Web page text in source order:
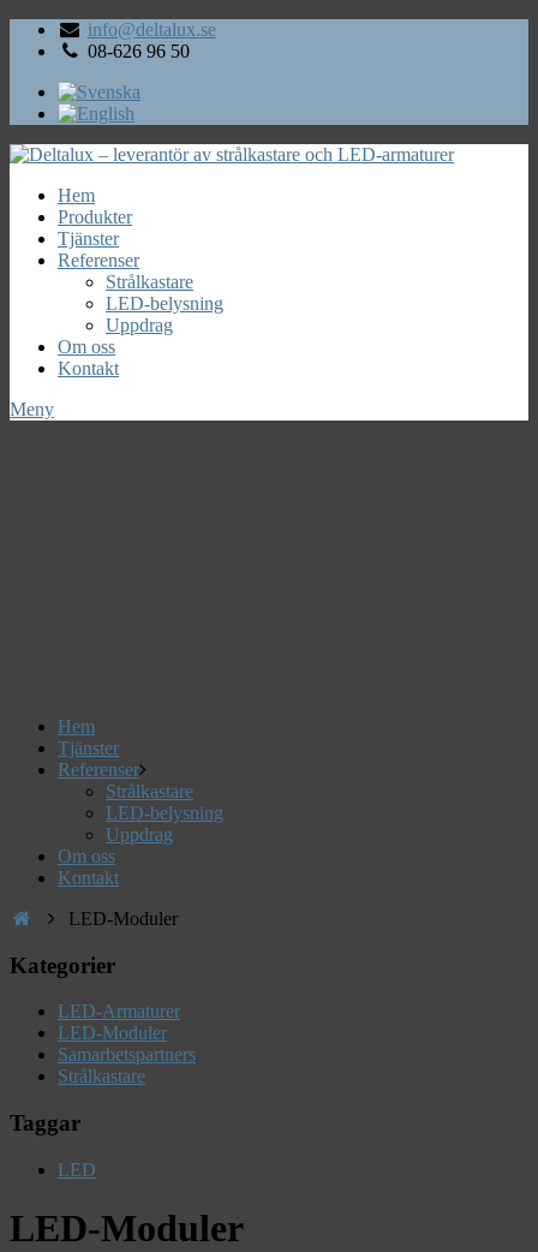
info@deltalux.se
08-626 96 50
Hem
Produkter
Tjänster
Referenser
Strålkastare
LED-belysning
Uppdrag
Om oss
Kontakt
Meny
Hem
Tjänster
Referenser
Strålkastare
LED-belysning
Uppdrag
Om oss
Kontakt
LED-Moduler
Kategorier
LED-Armaturer
LED-Moduler
Samarbetspartners
Strålkastare
Taggar
LED
LED-Moduler